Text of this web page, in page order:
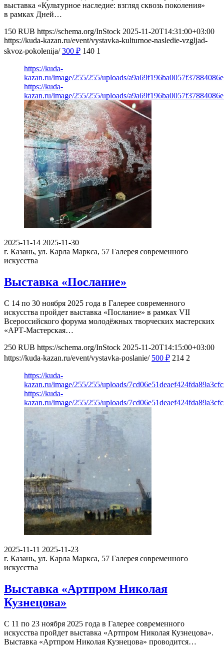
выставка «Культурное наследие: взгляд сквозь поколения»
в рамках Дней…
150 RUB https://schema.org/InStock 2025-11-20T14:31:00+03:00
https://kuda-kazan.ru/event/vystavka-kulturnoe-nasledie-vzgljad-
skvoz-pokolenija/ 300 ₽ 140 1
https://kuda-
kazan.ru/image/255/255/uploads/
https://kuda-
kazan.ru/image/255/255/uploads/
2025-11-14 2025-11-30
г. Казань, ул. Карла Маркса, 57 Галерея современного
искусства
Выставка «Послание»
С 14 по 30 ноября 2025 года в Галерее современного
искусства пройдет выставка «Послание» в рамках VII
Всероссийского форума молодёжных творческих мастерских
«АРТ-Мастерская…
250 RUB https://schema.org/InStock 2025-11-20T14:15:00+03:00
https://kuda-kazan.ru/event/vystavka-poslanie/ 500 ₽ 214 2
https://kuda-
kazan.ru/image/255/255/uploads/
https://kuda-
kazan.ru/image/255/255/uploads/
2025-11-11 2025-11-23
г. Казань, ул. Карла Маркса, 57 Галерея современного
искусства
Выставка «Артпром Николая
Кузнецова»
С 11 по 23 ноября 2025 года в Галерее современного
искусства пройдет выставка «Артпром Николая Кузнецова».
Выставка «Артпром Николая Кузнецова» проводится…